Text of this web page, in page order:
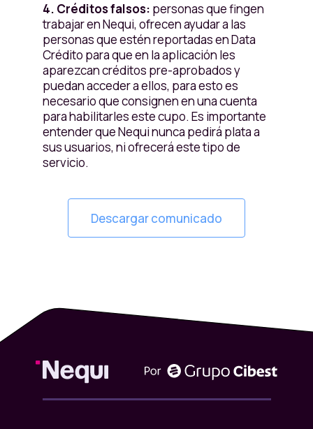
4. Créditos falsos: personas que fingen
trabajar en Nequi, ofrecen ayudar a las
personas que estén reportadas en Data
Crédito para que en la aplicación les
aparezcan créditos pre-aprobados y
puedan acceder a ellos, para esto es
necesario que consignen en una cuenta
para habilitarles este cupo. Es importante
entender que Nequi nunca pedirá plata a
sus usuarios, ni ofrecerá este tipo de
servicio.
Descargar comunicado